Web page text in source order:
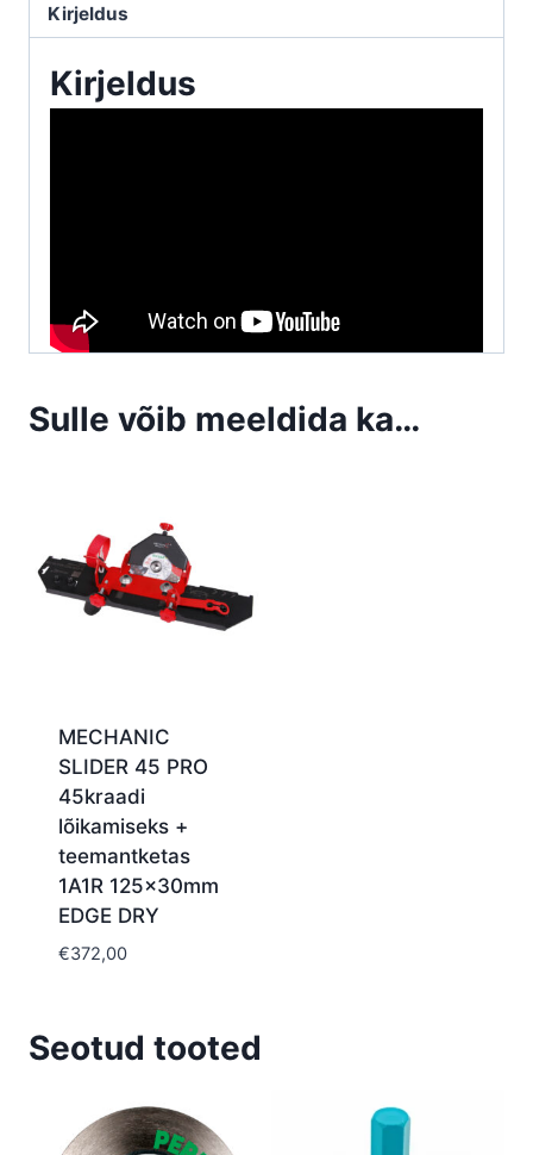
PRO
seadme
jaoks
Kirjeldus
Kirjeldus
Sulle võib meeldida ka…
MECHANIC
SLIDER 45 PRO
45kraadi
lõikamiseks +
teemantketas
1A1R 125x30mm
EDGE DRY
€372,00
Seotud tooted